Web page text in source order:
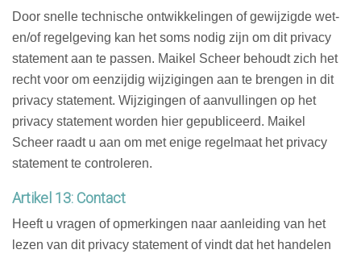
Door snelle technische ontwikkelingen of gewijzigde wet-
en/of regelgeving kan het soms nodig zijn om dit privacy
statement aan te passen. Maikel Scheer behoudt zich het
recht voor om eenzijdig wijzigingen aan te brengen in dit
privacy statement. Wijzigingen of aanvullingen op het
privacy statement worden hier gepubliceerd. Maikel
Scheer raadt u aan om met enige regelmaat het privacy
statement te controleren.
Artikel 13: Contact
Heeft u vragen of opmerkingen naar aanleiding van het
lezen van dit privacy statement of vindt dat het handelen